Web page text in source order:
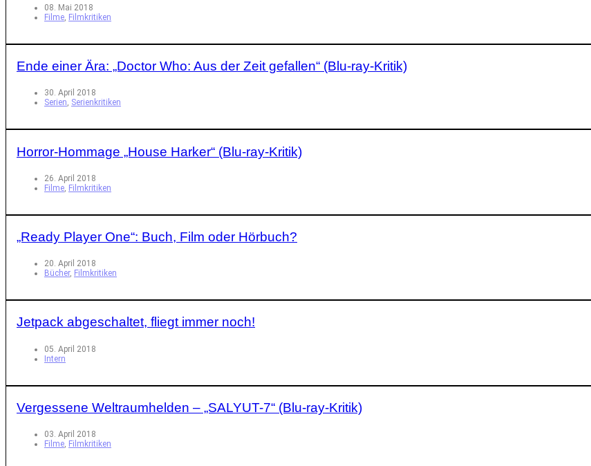
08. Mai 2018
Filme, Filmkritiken
Ende einer Ära: „Doctor Who: Aus der Zeit gefallen“ (Blu-ray-Kritik)
30. April 2018
Serien, Serienkritiken
Horror-Hommage „House Harker“ (Blu-ray-Kritik)
26. April 2018
Filme Filmkritiken
„Ready Player One“: Buch, Film oder Hörbuch?
20. April 2018
Bücher, Filmkritiken
Jetpack abgeschaltet, fliegt immer noch!
05. April 2018
Intern
Vergessene Weltraumhelden – „SALYUT-7“ (Blu-ray-Kritik)
03. April 2018
Filme, Filmkritiken